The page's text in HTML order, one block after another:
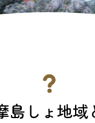
島しょ地域